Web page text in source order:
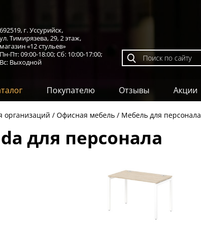
692519, г. Уссурийск,
ул. Тимирязева, 29,2 этаж,
магазин «12 стульев»
Пн-Пт: 09:00-18:00;Сб: 10:00-17:00;
Вс: Выходной
Покупателю Отзывы Акции
организаций Офисная мебель Мебель для персонала
для персонала